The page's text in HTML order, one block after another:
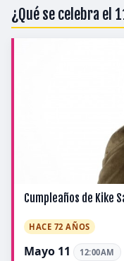
¿Qué se celebra el
Cumpleaños de Kike
HACE 72 AÑOS
Mayo 11 12:00AM